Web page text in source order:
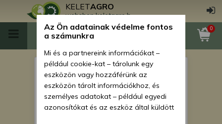
KELETAGRO
webshop.keletagro.hu
0
MTZ kipufogó gyűjtőcső
turbós
Az Ön adatainak védelme fontos
a számunkra
Mi és a partnereink információkat –
például cookie-kat – tárolunk egy
eszközön vagy hozzáférünk az
eszközön tárolt információkhoz, és
személyes adatokat – például egyedi
azonosítókat és az eszköz által küldött